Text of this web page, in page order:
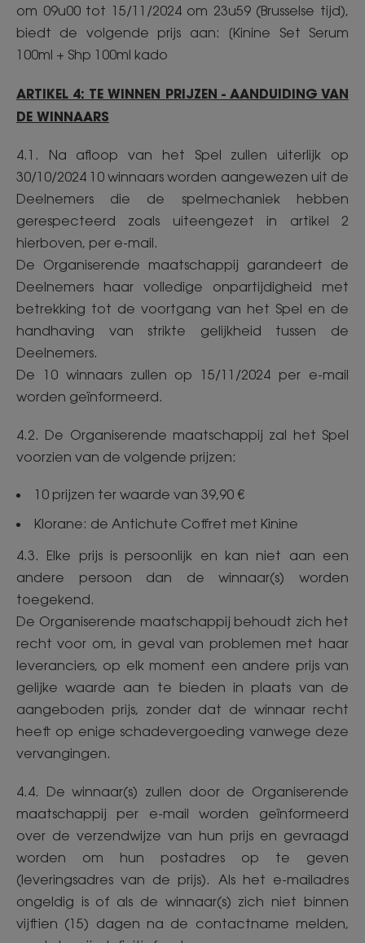
om 09u00 tot 15/11/2024 om 23u59 (Brusselse tijd),
biedt de volgende prijs aan: [Kinine Set Serum
100ml + Shp 100ml kado
ARTIKEL 4: TE WINNEN PRIJZEN - AANDUIDING VAN
DE WINNAARS
4.1. Na afloop van het Spel zullen uiterlijk op
30/10/2024 10 winnaars worden aangewezen uit de
Deelnemers die de spelmechaniek hebben
gerespecteerd zoals uiteengezet in artikel 2
hierboven, per e-mail.
De Organiserende maatschappij garandeert de
Deelnemers haar volledige onpartijdigheid met
betrekking tot de voortgang van het Spel en de
handhaving van strikte gelijkheid tussen de
Deelnemers.
De 10 winnaars zullen op 15/11/2024 per e-mail
worden geïnformeerd.
4.2. De Organiserende maatschappij zal het Spel
voorzien van de volgende prijzen:
10 prijzen ter waarde van 39,90 €
Klorane: de Antichute Coffret met Kinine
4.3. Elke prijs is persoonlijk en kan niet aan een
andere persoon dan de winnaar(s) worden
toegekend.
De Organiserende maatschappij behoudt zich het
recht voor om, in geval van problemen met haar
leveranciers, op elk moment een andere prijs van
gelijke waarde aan te bieden in plaats van de
aangeboden prijs, zonder dat de winnaar recht
heeft op enige schadevergoeding vanwege deze
vervangingen.
4.4. De winnaar(s) zullen door de Organiserende
maatschappij per e-mail worden geïnformeerd
over de verzendwijze van hun prijs en gevraagd
worden om hun postadres op te geven
(leveringsadres van de prijs). Als het e-mailadres
ongeldig is of als de winnaar(s) zich niet binnen
vijftien (15) dagen na de contactname melden,